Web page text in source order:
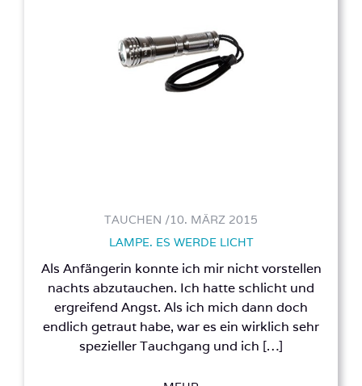
TAUCHEN /10. MÄRZ 2015
LAMPE. ES WERDE LICHT
Als Anfängerin konnte ich mir nicht vorstellen
nachts abzutauchen. Ich hatte schlicht und
ergreifend Angst. Als ich mich dann doch
endlich getraut habe, war es ein wirklich sehr
spezieller Tauchgang und ich […]